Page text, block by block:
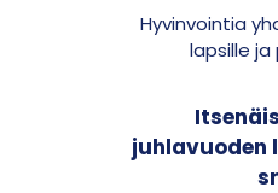
Hyvinvointia
lapsille ja
juhlavuoden